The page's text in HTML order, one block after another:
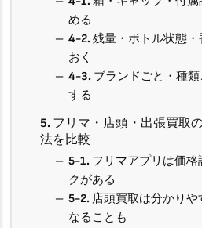
める
4-2. 残量・ボトル状態
おく
4-3. ブランドごと・種類
する
5. フリマ・店頭・出張買取
法を比較
5-1. フリマアプリは価
クがある
5-2. 店頭買取は分かり
なることも